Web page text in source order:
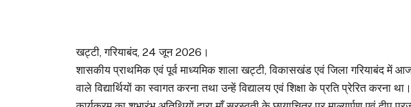
खट्टी, गरियाबंद, 24 जून 2026।
शासकीय प्राथमिक एवं पूर्व माध्यमिक शाला खट्टी, विकासखंड एवं जिला गरियाबंद में
वाले विद्यार्थियों का स्वागत करना तथा उन्हें विद्यालय एवं शिक्षा के प्रति प्रेरित करना था।